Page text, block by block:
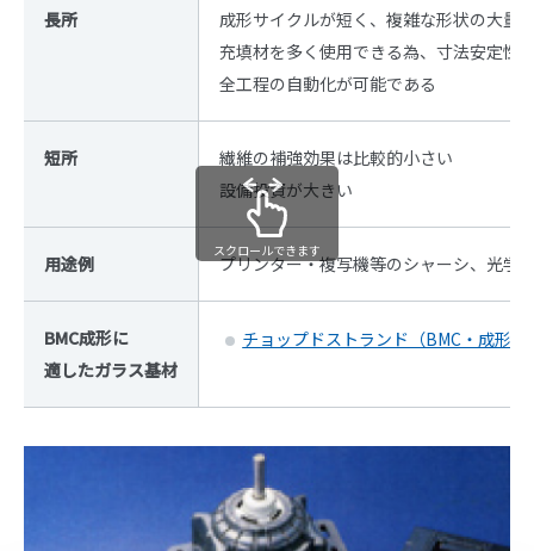
長所
成形サイクルが短く、複雑な形状の大量
充填材を多く使用できる為、寸法安定性
全工程の自動化が可能である
短所
繊維の補強効果は比較的小さい
設備投資が大きい
用途例 プリンター・複写機等のシャーシ、光学
BMC成形に
適したガラス基材
チョップドストランド（BMC・成形
スクロールできます